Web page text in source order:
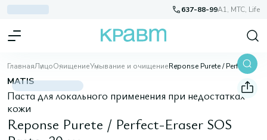
637-88-99A1, МТС, Life
ГлавнаяЛицоОчищениеУмывание и очищение Reponse Purete / Perfect-Eraser SOS Paste, 20 мл
MATIS
Паста для локального применения при недостатках
кожи
Reponse Purete / Perfect-Eraser SOS